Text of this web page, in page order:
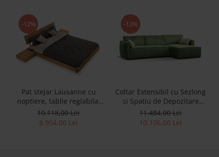
-12%
Pat stejar Lausanne cu
noptiere, tablie reglabila,
lemn masiv, stil
contemporan,
10.118,00 Lei
8.904,00 Lei
-12%
Coltar Extensibil cu Sezlong
si Spatiu de Depozitare
Esse Personalizabil 309cm
Stil Contemporan Cadru
11.484,00 Lei
10.106,00 Lei